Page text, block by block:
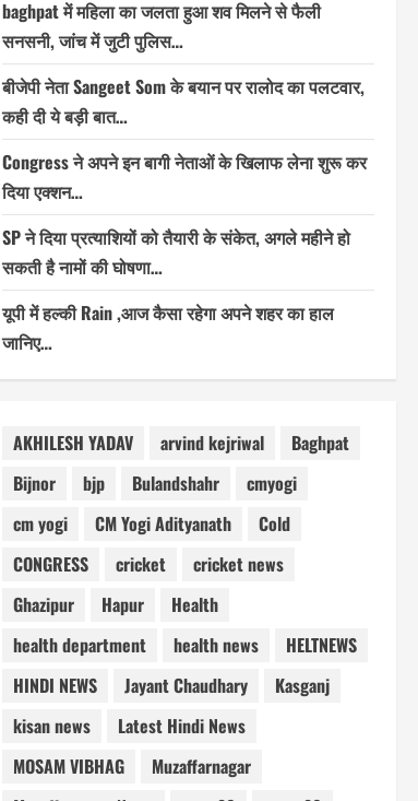
baghpat में महिला का जलता हुआ शव मिलने से फैली
सनसनी, जांच में जुटी पुलिस…
बीजेपी नेता Sangeet Som के बयान पर रालोद का पलटवार,
कही दी ये बड़ी बात…
Congress ने अपने इन बागी नेताओं के खिलाफ लेना शुरू कर
दिया एक्शन…
SP ने दिया प्रत्याशियों को तैयारी के संकेत, अगले महीने हो
सकती है नामों की घोषणा…
यूपी में हल्की Rain ,आज कैसा रहेगा अपने शहर का हाल
जानिए…
AKHILESH YADAV arvind kejriwal
Baghpat
Bijnor
bjp Bulandshahr
cmyogi
cm yogi
CM Yogi Adityanath
Cold
CONGRESS
cricket
cricket news
Ghazipur
Hapur
Health
health department
health news
HELTNEWS
HINDI NEWS
Jayant Chaudhary
Kasganj
kisan news
Latest Hindi News
MOSAM VIBHAG
Muzaffarnagar